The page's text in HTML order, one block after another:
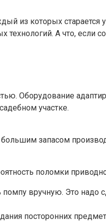
из которых старается
А что, если
Оборудование
участке.
запасом
поломки
вручную. Это надо
посторонних